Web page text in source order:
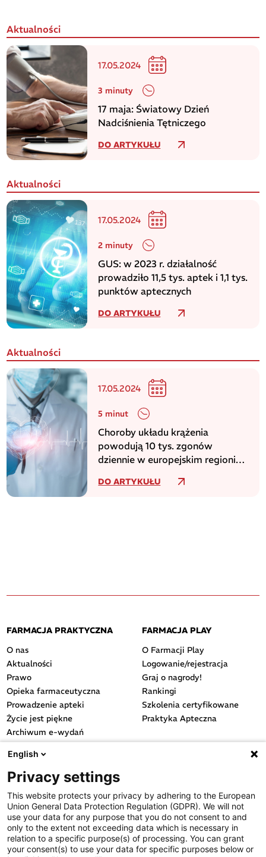
Aktualności
17.05.2024
3 minuty
17 maja: Światowy Dzień
Nadciśnienia Tętniczego
DO ARTYKUŁU
Aktualności
17.05.2024
2 minuty
GUS: w 2023 r. działalność
prowadziło 11,5 tys. aptek i 1,1 tys.
punktów aptecznych
DO ARTYKUŁU
Aktualności
17.05.2024
5 minut
Choroby układu krążenia
powodują 10 tys. zgonów
dziennie w europejskim regionie
DO ARTYKUŁU
FARMACJA PRAKTYCZNA
O nas
Aktualności
Prawo
Opieka farmaceutyczna
Prowadzenie apteki
Życie jest piękne
Archiwum e-wydań
Przydatne linki
FARMACJA PLAY
O Farmacji Play
Logowanie/rejestracja
Graj o nagrody!
Rankingi
Szkolenia certyfikowane
Praktyka Apteczna
OGÓLNE
Polityka prywatności
Regulamin serwisu
Regulamin konkursu
Farmacja Play
English
Privacy settings
This website protects your privacy by adhering to the European
Union General Data Protection Regulation (GDPR). We will not
use your data for any purpose that you do not consent to and
only to the extent not exceeding data which is necessary in
relation to a specific purpose(s) of processing. You can grant
your consent(s) to use your data for specific purposes below or